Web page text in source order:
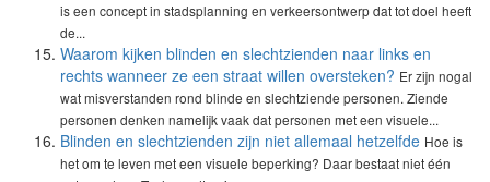
is een concept in stadsplanning en verkeersontwerp dat tot doel heeft
de...
Waarom kijken blinden en slechtzienden naar links en
rechts wanneer ze een straat willen oversteken? Er zijn nogal
wat misverstanden rond blinde en slechtziende personen. Ziende
personen denken namelijk vaak dat personen met een visuele...
Blinden en slechtzienden zijn niet allemaal hetzelfde Hoe is
het om te leven met een visuele beperking? Daar bestaat niet één